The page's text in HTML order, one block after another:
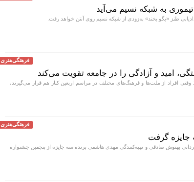
به شبکه نسیم می‌آید
طنز «بگو بخند» به‌زودی از شبکه نسیم روی آنتن خواهد رفت.
فرهنگی‌هنری
امید و آزادگی را در جامعه تقویت می‌کند
افراد از ملت‌ها و فرهنگ‌های مختلف در مراسم اربعین کنار هم قرار می‌گیرند،
فرهنگی‌هنری
جایزه گرفت
بهنوش صادقی و تهیه‌کنندگی مهدی هاشمی برنده سه جایزه از پنجمین جشنواره